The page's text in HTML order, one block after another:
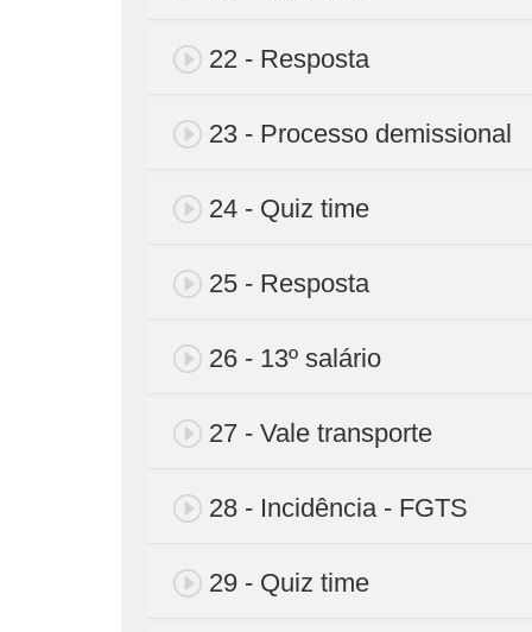
22 - Resposta
23 - Processo demissional
24 - Quiz time
25 - Resposta
26 - 13º salário
27 - Vale transporte
28 - Incidência - FGTS
29 - Quiz time